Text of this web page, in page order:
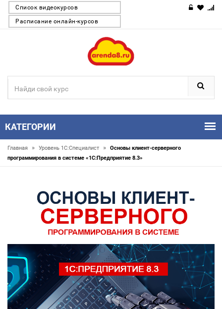
Список видеокурсов
Расписание онлайн-курсов
КАТЕГОРИИ
Главная » Уровень 1С:Специалист »
Основы клиент-серверного
программирования в системе «1С:Предприятие 8.3»